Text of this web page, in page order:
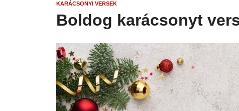
KARÁCSONYI VERSEK
Boldog karácsonyt